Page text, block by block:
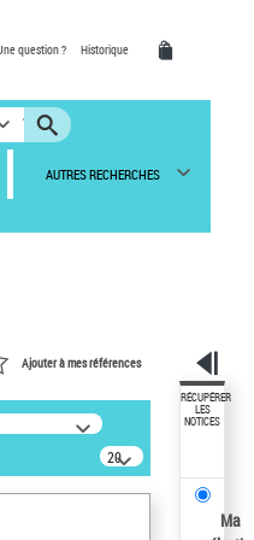
question ? Historique
AUTRES RECHERCHES
Ajouter à mes références
20
résultats/page
RÉCUPÉRER
LES
NOTICES
Ma